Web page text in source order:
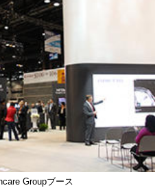
Groupブース